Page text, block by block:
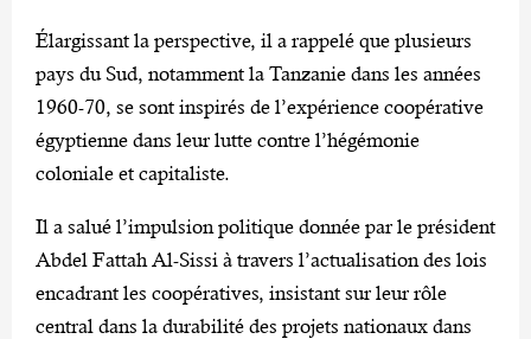
Élargissant la perspective, il a rappelé que plusieurs
pays du Sud, notamment la Tanzanie dans les années
1960-70, se sont inspirés de l’expérience coopérative
égyptienne dans leur lutte contre l’hégémonie
coloniale et capitaliste.
Il a salué l’impulsion politique donnée par le président
Abdel Fattah Al-Sissi à travers l’actualisation des lois
encadrant les coopératives, insistant sur leur rôle
central dans la durabilité des projets nationaux dans